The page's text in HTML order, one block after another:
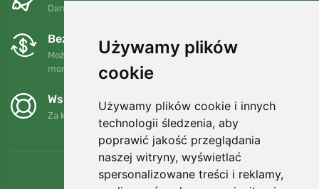
Używamy plików
cookie
Używamy plików cookie i innych
technologii śledzenia, aby
poprawić jakość przeglądania
naszej witryny, wyświetlać
spersonalizowane treści i reklamy,
Darmowa wysyłka dla zamówień powyżej 250 PLN
Bezpłatne wymiany i zwroty
Możesz zwrócić lub wymienić swoje zamówienie w dowolnym
momencie w ciągu 90 dni.
Wspieramy Trees.org
Za każde zamówienie sadzimy drzewo! Czytaj więcej